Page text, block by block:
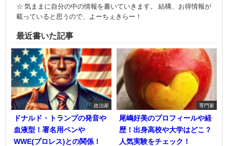
☆ 気ままに自分の中の情報を書いていきます。 結構、お得情報が
載っていると思うので、よーちぇきらー！
最近書いた記事
政治家
ドナルド・トランプの発音や
血液型！署名用ペンや
WWE(プロレス)との関係！
専門家
尾嶋好美のプロフィールや経
歴！出身高校や大学はどこ？
人気実験をチェック！